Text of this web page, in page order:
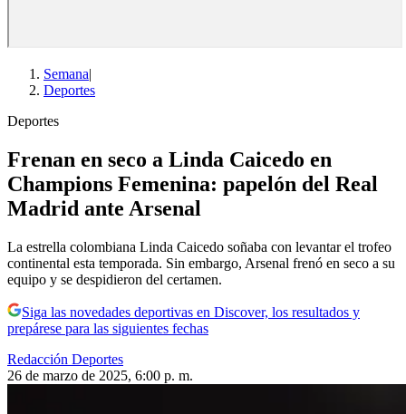
Semana|
Deportes
Deportes
Frenan en seco a Linda Caicedo en
Champions Femenina: papelón del Real
Madrid ante Arsenal
La estrella colombiana Linda Caicedo soñaba con levantar el trofeo
continental esta temporada. Sin embargo, Arsenal frenó en seco a su
equipo y se despidieron del certamen.
Siga las novedades deportivas en Discover, los resultados y
prepárese para las siguientes fechas
Redacción Deportes
26 de marzo de 2025, 6:00 p. m.